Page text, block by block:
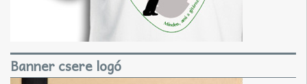
Banner csere logó